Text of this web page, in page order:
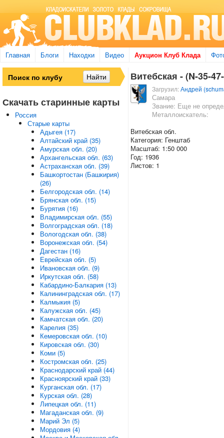
Главная Блоги Находки Видео Аукцион Клуб Клада
Витебская - (N-35-
Загрузил:Андрей
Самара
Звание: Еще не
Металлоискатель:
Витебская обл.
Категория: Генштаб
Масштаб: 1:50 000
Год: 1936
Листов: 1
Скачать старинные карты
Россия
Старые карты
Адыгея (17)
Алтайский край (35)
Амурская обл. (20)
Архангельская обл. (63)
Астраханская обл. (39)
Башкортостан (Башкирия)
(26)
Белгородская обл. (14)
Брянская обл. (15)
Бурятия (16)
Владимирская обл. (55)
Волгоградская обл. (18)
Вологодская обл. (38)
Воронежская обл. (54)
Дагестан (16)
Еврейская обл. (5)
Ивановская обл. (9)
Иркутская обл. (58)
Кабардино-Балкария (13)
Калининградская обл. (17)
Калмыкия (5)
Калужская обл. (45)
Камчатская обл. (20)
Карелия (35)
Кемеровская обл. (10)
Кировская обл. (30)
Коми (5)
Костромская обл. (25)
Краснодарский край (44)
Красноярский край (33)
Курганская обл. (17)
Курская обл. (28)
Липецкая обл. (11)
Магаданская обл. (9)
Марий Эл (5)
Мордовия (4)